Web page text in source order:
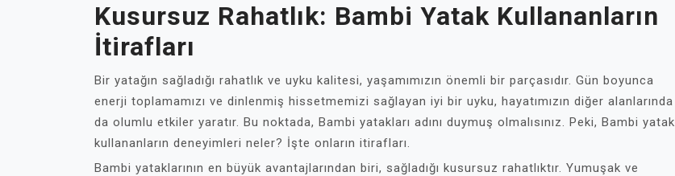
Kusursuz Rahatlık: Bambi Yatak Kullananların
İtirafları
Bir yatağın sağladığı rahatlık ve uyku kalitesi, yaşamımızın önemli bir parçasıdır. Gün boyunca
enerji toplamamızı ve dinlenmiş hissetmemizi sağlayan iyi bir uyku, hayatımızın diğer alanlarında
da olumlu etkiler yaratır. Bu noktada, Bambi yatakları adını duymuş olmalısınız. Peki, Bambi yatak
kullananların deneyimleri neler? İşte onların itirafları.
Bambi yataklarının en büyük avantajlarından biri, sağladığı kusursuz rahatlıktır. Yumuşak ve